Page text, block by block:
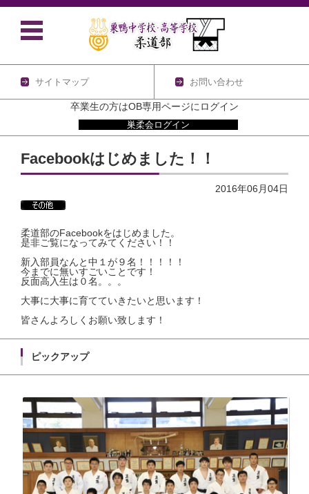
サイトマップ お問い合わせ
卒業生の方はOB専用ページにログイン
巣柔会ログイン
Facebookはじめました！！
2016年06月04日
柔道部のFacebookをはじめました。
是非ご覧になってみてください！！
新入部員なんと中１が９名！！！！！
今までに無いすごいことです！
反面高入生は０名。。。
大事に大事に育てていきたいと思います！
皆さんよろしくお願い致します！
ピックアップ